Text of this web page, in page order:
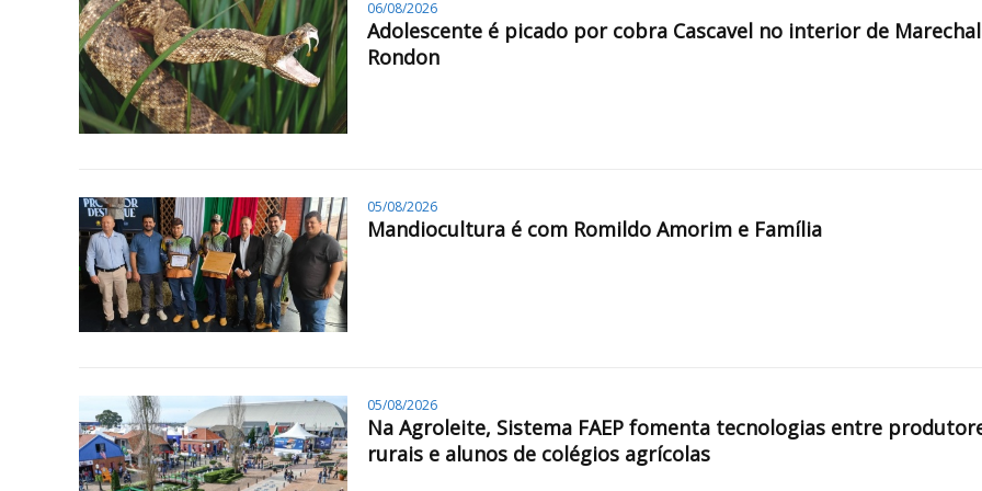
06/08/2026
Adolescente é picado por cobra Cascavel no interior de Marechal
Rondon
05/08/2026
Mandiocultura é com Romildo Amorim e Família
05/08/2026
Na Agroleite, Sistema FAEP fomenta tecnologias entre
rurais e alunos de colégios agrícolas